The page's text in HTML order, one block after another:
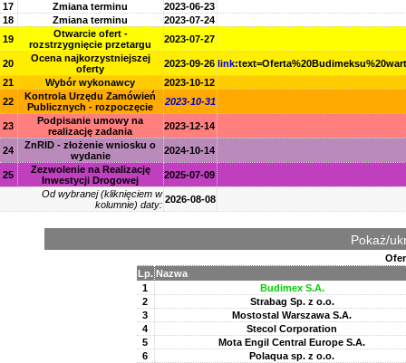
17
Zmiana terminu
2023-06-23
18
Zmiana terminu
2023-07-24
19
Otwarcie ofert -
rozstrzygnięcie przetargu
2023-07-27
20
Ocena najkorzystniejszej
oferty
2023-09-26 link
21
Wybór wykonawcy
2023-10-12
22
Kontrola Urzędu Zamówień
Publicznych - rozpoczęcie
2023-10-31
23
Podpisanie umowy na
realizację zadania
2023-12-14
24
ZnRID - złożenie wniosku o
wydanie
2024-10-14
25
Zezwolenie na Realizację
Inwestycji Drogowej
2025-07-09
Od wybranej (kliknięciem w
kolumnie) daty: 2026-08-08
Pokaż/
Lp. Nazwa
1
Budimex S.A.
2
Strabag Sp. z o.o.
3
Mostostal Warszawa S.A.
4
Stecol Corporation
5
Mota Engil Central Europe S.A.
6
Polaqua sp. z o.o.